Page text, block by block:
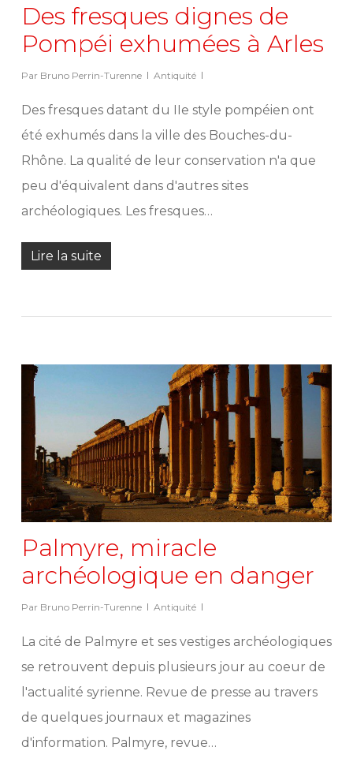
Des fresques dignes de
Pompéi exhumées à Arles
Par Bruno Perrin-Turenne Antiquité
Des fresques datant du IIe style pompéien ont
été exhumés dans la ville des Bouches-du-
Rhône. La qualité de leur conservation n'a que
peu d'équivalent dans d'autres sites
archéologiques. Les fresques…
Lire la suite
Palmyre, miracle
archéologique en danger
Par Bruno Perrin-Turenne Antiquité
La cité de Palmyre et ses vestiges archéologiques
se retrouvent depuis plusieurs jour au coeur de
l'actualité syrienne. Revue de presse au travers
de quelques journaux et magazines
d'information. Palmyre, revue…